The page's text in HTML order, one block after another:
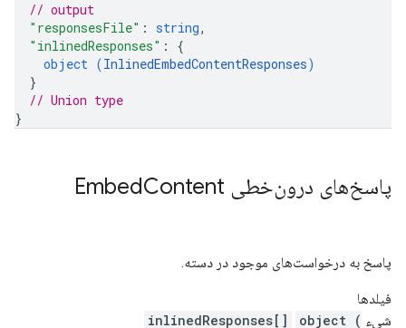
// output
"responsesFile" : string,
"inlinedResponses" : {
object (InlinedEmbedContentResponses)
}
// Union type
}
پاسخ‌های درون‌خطی Embed Content
پاسخ به درخواست‌های موجود در دسته.
فیلدها
شیء
inlinedResponses[] object (